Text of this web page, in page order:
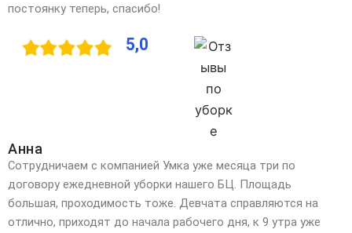
постоянку теперь, спасибо!
5,0
Анна
Сотрудничаем с компанией Умка уже месяца три по
договору ежедневной уборки нашего БЦ. Площадь
большая, проходимость тоже. Девчата справляются на
отлично, приходят до начала рабочего дня, к 9 утра уже